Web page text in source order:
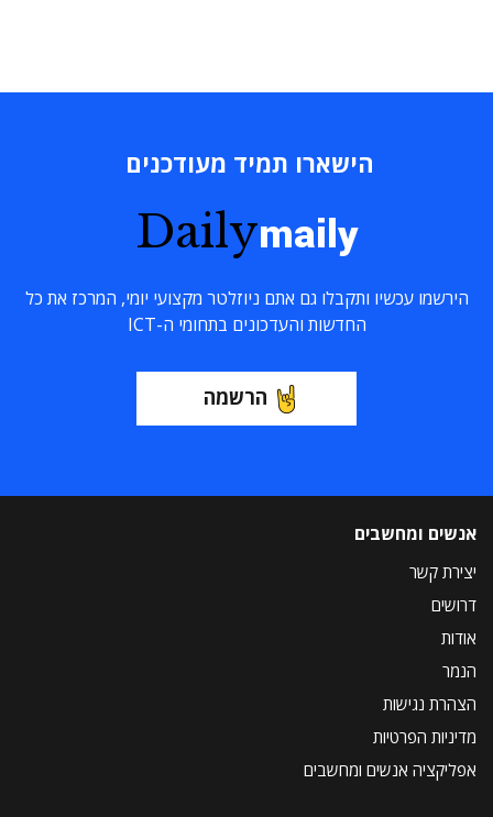
הישארו תמיד מעודכנים
Dailymaily
הירשמו עכשיו ותקבלו גם אתם ניוזלטר מקצועי יומי, המרכז את כל
החדשות והעדכונים בתחומי ה-ICT
הרשמה
אנשים ומחשבים
יצירת קשר
דרושים
אודות
הנמר
הצהרת נגישות
מדיניות הפרטיות
אפליקציה אנשים ומחשבים